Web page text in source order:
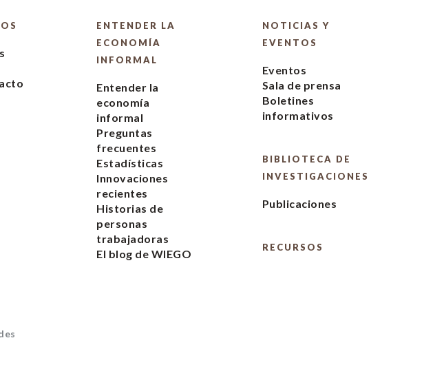
ENTENDER LA
ECONOMÍA
INFORMAL
Entender la
economía
informal
Preguntas
frecuentes
Estadísticas
Innovaciones
recientes
Historias de
personas
trabajadoras
El blog de WIEGO
NOTICIAS Y
EVENTOS
Eventos
Sala de prensa
Boletines
informativos
BIBLIOTECA DE
INVESTIGACIONES
Publicaciones
RECURSOS